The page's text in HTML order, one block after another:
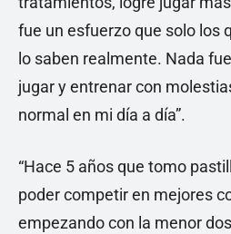
fue un esfuerzo que solo los
lo saben realmente. Nada
jugar y entrenar con
normal en mi día a día”.
“Hace 5 años que tomo
poder competir en mejores
empezando con la menor